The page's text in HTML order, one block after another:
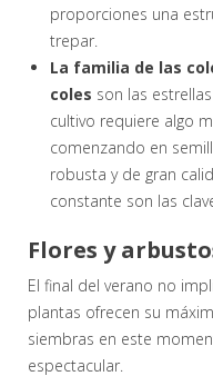
proporciones una
trepar.
La familia de las
coles son las
cultivo requiere algo
comenzando en
robusta y de gran
constante son las
Flores y
El final del verano no
plantas ofrecen su
siembras en este
espectacular.